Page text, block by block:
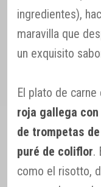
ingredientes),
maravilla que
un exquisito
El plato de
roja gallega
de trompetas
puré de coliflor.
como el risotto,